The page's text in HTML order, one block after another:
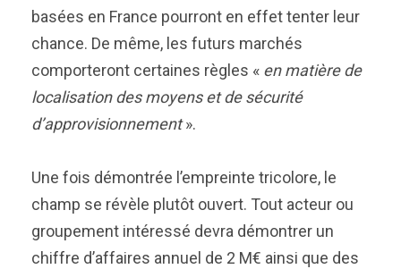
basées en France pourront en effet tenter leur
chance. De même, les futurs marchés
comporteront certaines règles « en matière de
localisation des moyens et de sécurité
d’approvisionnement».
Une fois démontrée l’empreinte tricolore, le
champ se révèle plutôt ouvert. Tout acteur ou
groupement intéressé devra démontrer un
chiffre d’affaires annuel de 2 M€ ainsi que des